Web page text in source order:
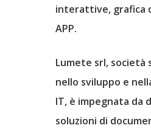
interattive, grafica
APP.
Lumete srl, società
nello sviluppo e
IT, è impegnata da
soluzioni di